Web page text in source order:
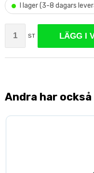
• I lager (3-8 dagars
ST LÄGG I
Andra har